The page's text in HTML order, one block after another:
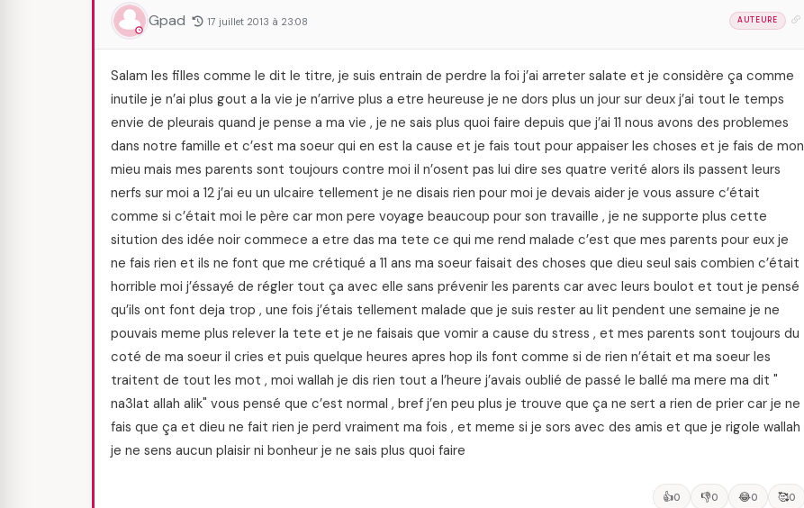
Gpad 17 juillet 2013 à 23:08 AUTEURE
Salam les filles comme le dit le titre, je suis entrain de perdre la foi j’ai arreter salate et je considère ça comme
inutile je n’ai plus gout a la vie je n’arrive plus a etre heureuse je ne dors plus un jour sur deux j’ai tout le temps
envie de pleurais quand je pense a ma vie , je ne sais plus quoi faire depuis que j’ai 11 nous avons des problemes
dans notre famille et c’est ma soeur qui en est la cause et je fais tout pour appaiser les choses et je fais de mon
mieu mais mes parents sont toujours contre moi il n’osent pas lui dire ses quatre verité alors ils passent leurs
nerfs sur moi a 12 j’ai eu un ulcaire tellement je ne disais rien pour moi je devais aider je vous assure c’était
comme si c’était moi le père car mon pere voyage beaucoup pour son travaille , je ne supporte plus cette
sitution des idée noir commece a etre das ma tete ce qui me rend malade c’est que mes parents pour eux je
ne fais rien et ils ne font que me crétiqué a 11 ans ma soeur faisait des choses que dieu seul sais combien c’était
horrible moi j’éssayé de régler tout ça avec elle sans prévenir les parents car avec leurs boulot et tout je pensé
qu’ils ont font deja trop , une fois j’étais tellement malade que je suis rester au lit pendent une semaine je ne
pouvais meme plus relever la tete et je ne faisais que vomir a cause du stress , et mes parents sont toujours du
coté de ma soeur il cries et puis quelque heures apres hop ils font comme si de rien n’était et ma soeur les
traitent de tout les mot , moi wallah je dis rien tout a l’heure j’avais oublié de passé le ballé ma mere ma dit "
na3lat allah alik" vous pensé que c’est normal , bref j’en peu plus je trouve que ça ne sert a rien de prier car je ne
fais que ça et dieu ne fait rien je perd vraiment ma fois , et meme si je sors avec des amis et que je rigole wallah
je ne sens aucun plaisir ni bonheur je ne sais plus quoi faire
👍0 👎0 😂0 🥰0